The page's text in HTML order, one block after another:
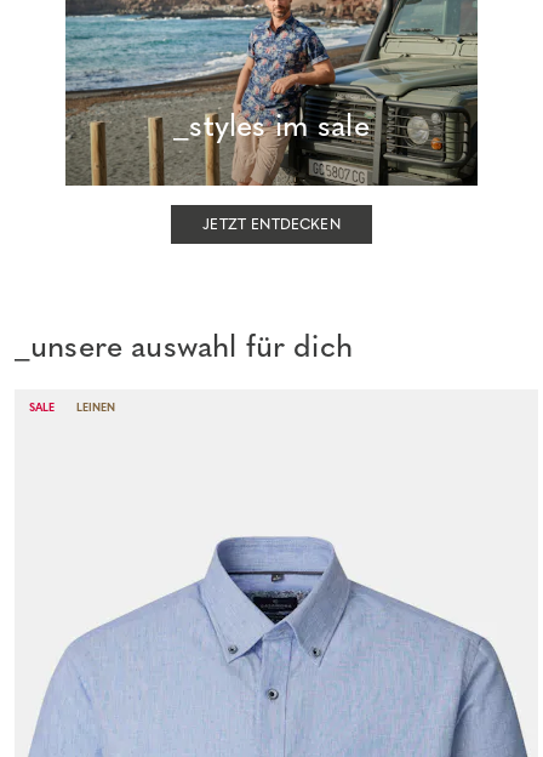
_styles im sale
JETZT ENTDECKEN
_unsere auswahl für dich
SALE LEINEN